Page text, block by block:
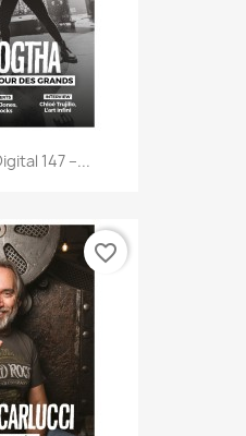
147 –...
favorite_border